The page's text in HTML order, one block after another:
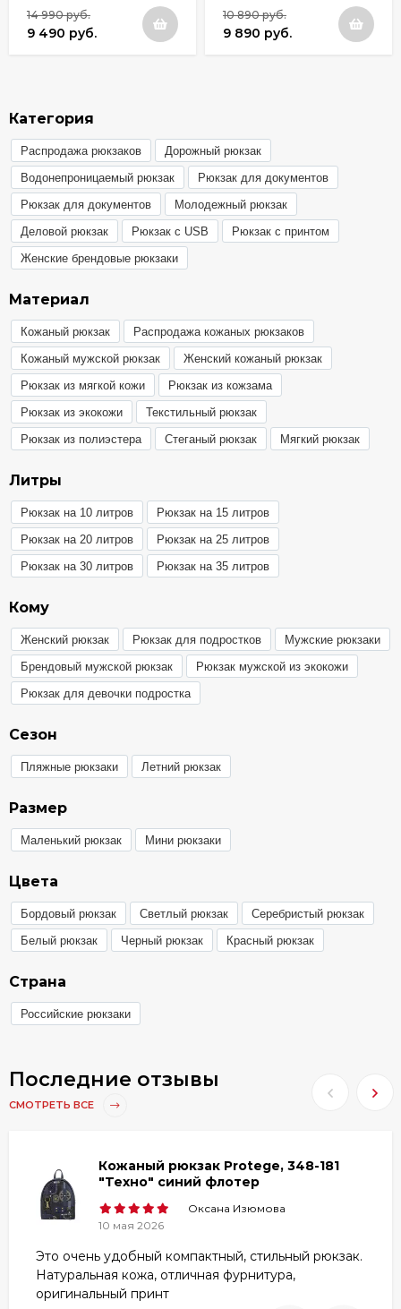
14 990 руб.
9 490 руб.
10 890 руб.
9 890 руб.
Категория
Распродажа рюкзаков
Дорожный рюкзак
Водонепроницаемый рюкзак
Рюкзак для документов
Рюкзак для документов
Молодежный рюкзак
Деловой рюкзак
Рюкзак с USB
Рюкзак с принтом
Женские брендовые рюкзаки
Материал
Кожаный рюкзак
Распродажа кожаных рюкзаков
Кожаный мужской рюкзак
Женский кожаный рюкзак
Рюкзак из мягкой кожи
Рюкзак из кожзама
Рюкзак из экокожи
Текстильный рюкзак
Рюкзак из полиэстера
Стеганый рюкзак Мягкий рюкзак
Литры
Рюкзак на 10 литров
Рюкзак на 15 литров
Рюкзак на 20 литров
Рюкзак на 25 литров
Рюкзак на 30 литров
Рюкзак на 35 литров
Кому
Женский рюкзак Рюкзак для подростков
Мужские рюкзаки
Брендовый мужской рюкзак
Рюкзак мужской из экокожи
Рюкзак для девочки подростка
Сезон
Пляжные рюкзаки Летний рюкзак
Размер
Маленький рюкзак Мини рюкзаки
Цвета
Бордовый рюкзак Светлый рюкзак
Серебристый рюкзак
Белый рюкзак
Черный рюкзак Красный рюкзак
Страна
Российские рюкзаки
Последние отзывы
СМОТРЕТЬ ВСЕ
Кожаный рюкзак Protege, 348-181
"Техно" синий флотер
Оксана Изюмова
10 мая 2026
Это очень удобный компактный, стильный рюкзак.
Натуральная кожа, отличная фурнитура,
оригинальный принт